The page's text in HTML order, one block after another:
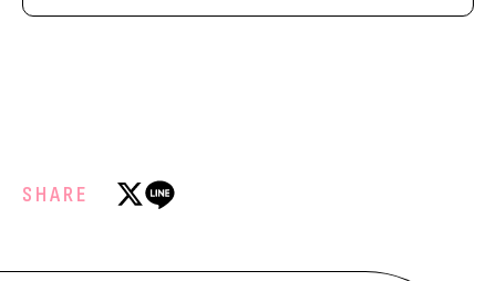
SHARE